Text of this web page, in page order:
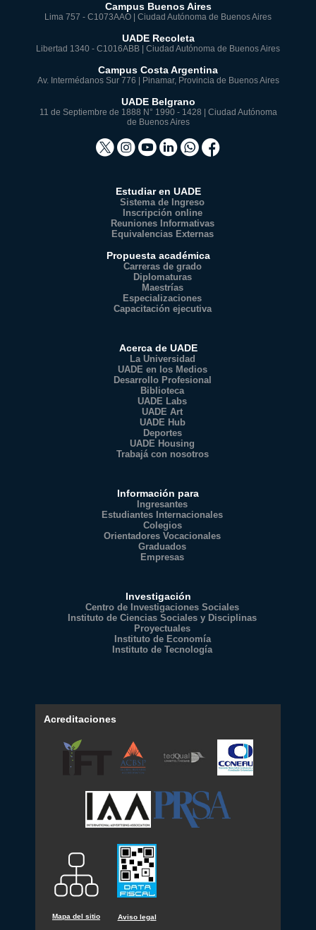
Campus Buenos Aires
Lima 757 - C1073AAO | Ciudad Autónoma de Buenos Aires
UADE Recoleta
Libertad 1340 - C1016ABB | Ciudad Autónoma de Buenos Aires
Campus Costa Argentina
Av. Intermédanos Sur 776 | Pinamar, Provincia de Buenos Aires
UADE Belgrano
11 de Septiembre de 1888 N° 1990 - 1428 | Ciudad Autónoma
de Buenos Aires
Estudiar en UADE
Sistema de Ingreso
Inscripción online
Reuniones Informativas
Equivalencias Externas
Propuesta académica
Carreras de grado
Diplomaturas
Maestrías
Especializaciones
Capacitación ejecutiva
Acerca de UADE
La Universidad
UADE en los Medios
Desarrollo Profesional
Biblioteca
UADE Labs
UADE Art
UADE Hub
Deportes
UADE Housing
Trabajá con nosotros
Información para
Ingresantes
Estudiantes Internacionales
Colegios
Orientadores Vocacionales
Graduados
Empresas
Investigación
Centro de Investigaciones Sociales
Instituto de Ciencias Sociales y Disciplinas
Proyectuales
Instituto de Economía
Instituto de Tecnología
Acreditaciones
Mapa del sitio Aviso legal